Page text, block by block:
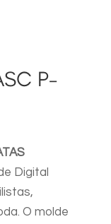
P-
Digital
O molde